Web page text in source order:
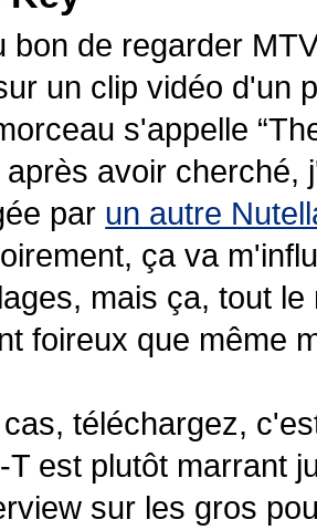
bon de regarder
un clip vidéo d'un
s'appelle
après avoir
par un autre
ça va
mais ça, tout
foireux que même
téléchargez,
T est plutôt marrant
sur les gros